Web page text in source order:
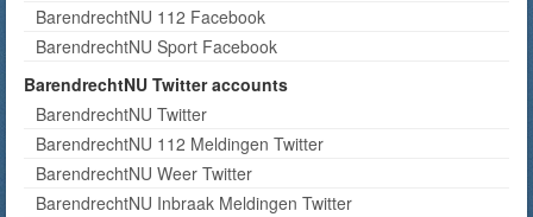
BarendrechtNU 112 Facebook
BarendrechtNU Sport Facebook
BarendrechtNU Twitter accounts
BarendrechtNU Twitter
BarendrechtNU 112 Meldingen Twitter
BarendrechtNU Weer Twitter
BarendrechtNU Inbraak Meldingen Twitter